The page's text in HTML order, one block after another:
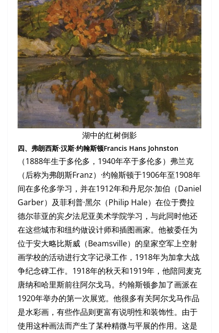
湖中的红树倒影
四、弗朗西斯·汉斯·约翰斯顿Francis Hans Johnston
（1888年生于多伦多，1940年卒于多伦多）弗兰克
（后称为弗朗斯Franz）·约翰斯顿于1906年至1908年
间在多伦多学习，并在1912年和丹尼尔·加伯（Daniel
Garber）及菲利普·黑尔（Philip Hale）在位于费拉
德尔菲亚的宾夕法尼亚美术学院学习，与此同时他还
在这些城市和纽约做设计师和插图画家。他被委任为
位于安大略比斯威 （Beamsville）的皇家空军上空射
画学校的活动进行文字记录工作，1918年为加拿大战
争纪念碑工作。1918年的秋天和1919年，他陪同麦克
唐纳和哈里斯前往阿尔戈马。约翰斯顿参加了画派在
1920年举办的第一次展览。他很多有关阿尔戈马作品
是水彩画，有些作品则更富有说明性和装饰性。由于
使用这种画法而产生了某种精微与平展的作用。这是